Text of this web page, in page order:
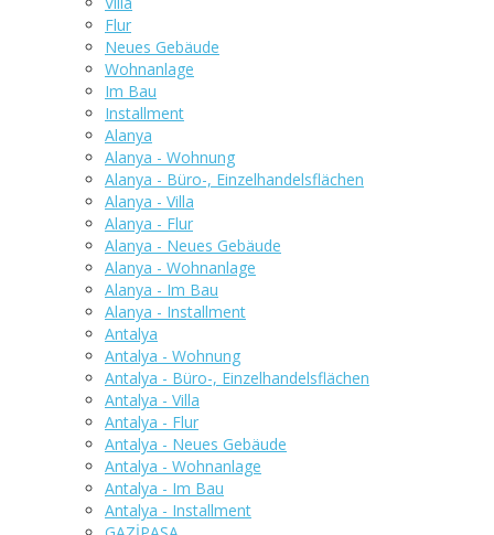
Flur
Neues Gebäude
Wohnanlage
Im Bau
Installment
Alanya
Alanya - Wohnung
Alanya - Büro-, Einzelhandelsflächen
Alanya - Villa
Alanya - Flur
Alanya - Neues Gebäude
Alanya - Wohnanlage
Alanya - Im Bau
Alanya - Installment
Antalya
Antalya - Wohnung
Antalya - Büro-, Einzelhandelsflächen
Antalya - Villa
Antalya - Flur
Antalya - Neues Gebäude
Antalya - Wohnanlage
Antalya - Im Bau
Antalya - Installment